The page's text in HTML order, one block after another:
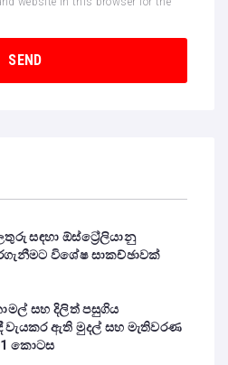
සඳහා ඕස්ට්‍රේලියානු
විශේෂ සාකච්ඡාවක්
සහ දිලිත් පසුගිය
ඇති මුදල් සහ මැතිවරණ
කොටස